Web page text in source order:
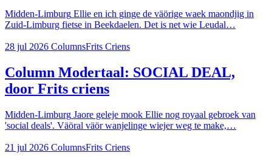
Midden-Limburg Ellie en ich ginge de väörige waek maondjig in
Zuid-Limburg fietse in Beekdaelen. Det is net wie Leudal…
28 jul 2026 ColumnsFrits Criens
Column Modertaal: SOCIAL DEAL,
door Frits criens
Midden-Limburg Jaore geleje mook Ellie nog royaal gebroek van
'social deals'. Väöral väör wanjelinge wiejer weg te make,…
21 jul 2026 ColumnsFrits Criens